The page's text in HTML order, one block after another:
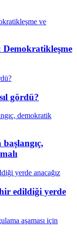
Demokratikleşme
gördü?
edildiği yerde